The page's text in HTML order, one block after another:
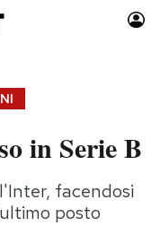
in Serie B
facendosi
posto